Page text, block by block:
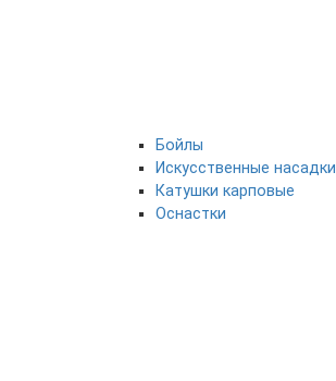
Бойлы
Искусственные насадки
Катушки карповые
Оснастки